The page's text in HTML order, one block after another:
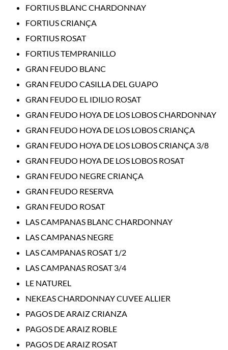
FORTIUS BLANC CHARDONNAY
FORTIUS CRIANÇA
FORTIUS ROSAT
FORTIUS TEMPRANILLO
GRAN FEUDO BLANC
GRAN FEUDO CASILLA DEL GUAPO
GRAN FEUDO EL IDILIO ROSAT
GRAN FEUDO HOYA DE LOS LOBOS CHARDONNAY
GRAN FEUDO HOYA DE LOS LOBOS CRIANÇA
GRAN FEUDO HOYA DE LOS LOBOS CRIANÇA 3/8
GRAN FEUDO HOYA DE LOS LOBOS ROSAT
GRAN FEUDO NEGRE CRIANÇA
GRAN FEUDO RESERVA
GRAN FEUDO ROSAT
LAS CAMPANAS BLANC CHARDONNAY
LAS CAMPANAS NEGRE
LAS CAMPANAS ROSAT 1/2
LAS CAMPANAS ROSAT 3/4
LE NATUREL
NEKEAS CHARDONNAY CUVEE ALLIER
PAGOS DE ARAIZ CRIANZA
PAGOS DE ARAIZ ROBLE
PAGOS DE ARAIZ ROSAT